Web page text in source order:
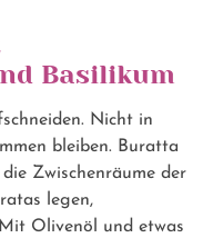
Basilikum
Nicht in
bleiben. Buratta
Zwischenräume der
legen,
Olivenöl und etwas